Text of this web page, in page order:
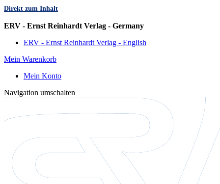
Direkt zum Inhalt
ERV - Ernst Reinhardt Verlag - Germany
ERV - Ernst Reinhardt Verlag - English
Mein Warenkorb
Mein Konto
Navigation umschalten